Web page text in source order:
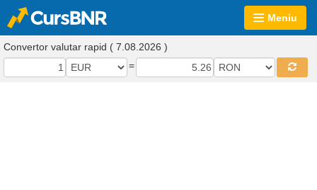
Meniu
Convertor valutar rapid ( 7.08.2026 )
=